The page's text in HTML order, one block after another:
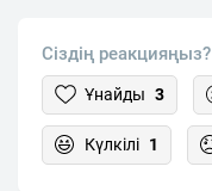
Сіздің реакцияңыз?
Ұнайды 3
Күлкілі 1